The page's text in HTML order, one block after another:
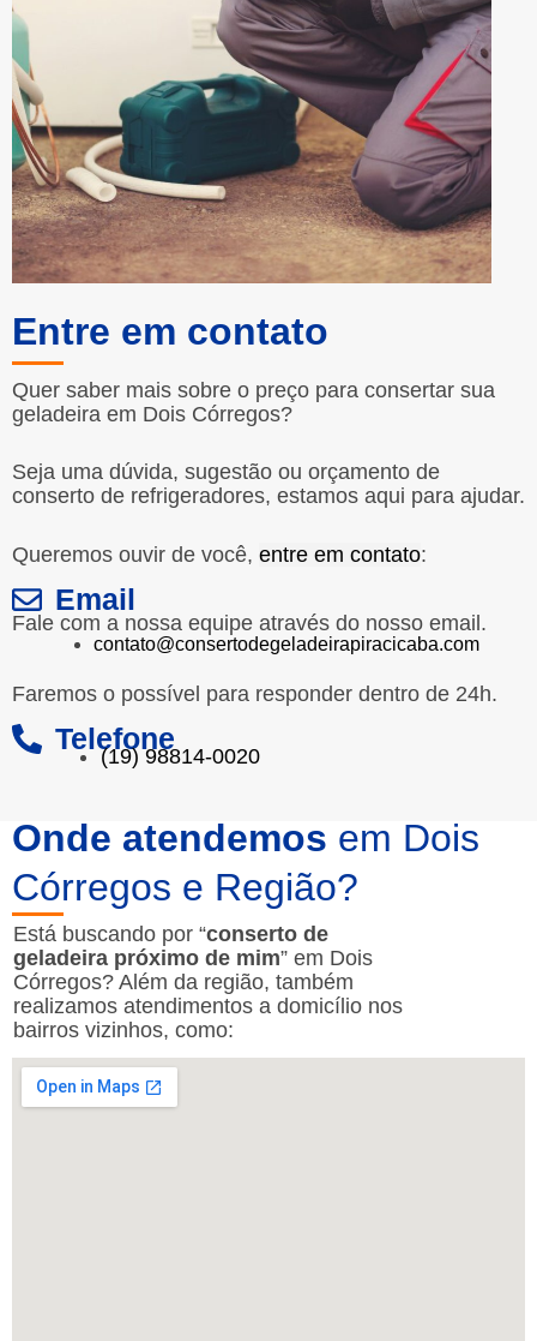
Entre em contato
Quer saber mais sobre o preço para consertar sua
geladeira em Dois Córregos?
Seja uma dúvida, sugestão ou orçamento de
conserto de refrigeradores, estamos aqui para ajudar.
Queremos ouvir de você, entre em contato:
Email
Fale com a nossa equipe através do nosso email.
contato@consertodegeladeirapiracicaba.com
Faremos o possível para responder dentro de 24h.
Telefone
(19) 98814-0020
Onde atendemos em Dois
Córregos e Região?
Está buscando por “conserto de
geladeira próximo de mim” em Dois
Córregos? Além da região, também
realizamos atendimentos a domicílio nos
bairros vizinhos, como: